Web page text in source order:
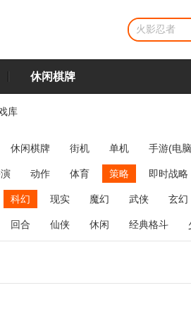
休闲棋牌
库
休闲棋牌 街机 单机 手游(电
动作 体育 策略
即时战略
第三人称射击 棋类 牌类 麻将
科幻 现实 魔幻 武侠 玄幻
回合 仙侠 休闲 经典格斗